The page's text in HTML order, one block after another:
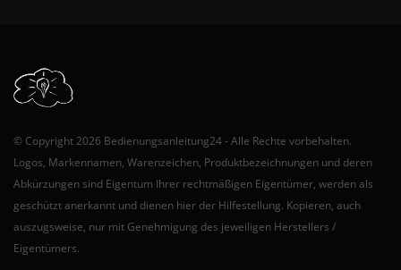
© Copyright 2026 Bedienungsanleitung24 - Alle Rechte vorbehalten.
Logos, Markennamen, Warenzeichen, Produktbezeichnungen und deren
Abkürzungen sind Eigentum Ihrer rechtmäßigen Eigentümer, werden als
geschützt anerkannt und dienen hier der Hilfestellung. Kopieren, auch
auszugsweise, nur mit Genehmigung des jeweiligen Herstellers /
Eigentümers.